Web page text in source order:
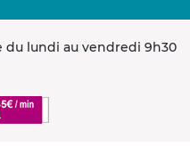
du lundi au vendredi 9h30